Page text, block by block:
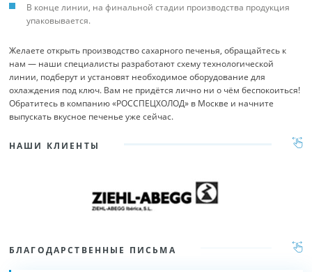
В конце линии, на финальной стадии производства продукция
упаковывается.
Желаете открыть производство сахарного печенья, обращайтесь к
нам — наши специалисты разработают схему технологической
линии, подберут и установят необходимое оборудование для
охлаждения под ключ. Вам не придётся лично ни о чём беспокоиться!
Обратитесь в компанию «РОССПЕЦХОЛОД» в Москве и начните
выпускать вкусное печенье уже сейчас.
НАШИ КЛИЕНТЫ
БЛАГОДАРСТВЕННЫЕ ПИСЬМА